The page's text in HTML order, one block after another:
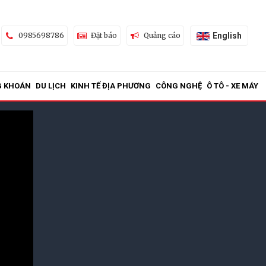
0985698786 Đặt báo Quảng cáo English
KHOÁN DU LỊCH KINH TẾ ĐỊA PHƯƠNG CÔNG NGHỆ Ô TÔ - XE MÁY